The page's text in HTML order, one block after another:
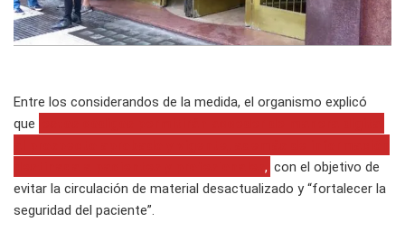
Entre los considerandos de la medida, el organismo explicó
que
, con el objetivo de
evitar la circulación de material desactualizado y “fortalecer la
seguridad del paciente”.